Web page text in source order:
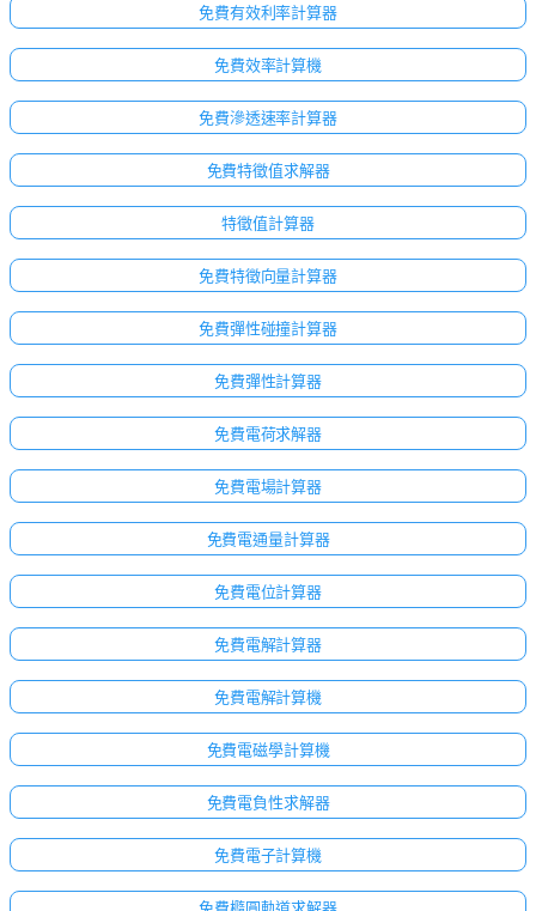
點擊
登
入！
免費有效利率計算器
免費效率計算機
免費滲透速率計算器
免費特徵值求解器
特徵值計算器
免費特徵向量計算器
免費彈性碰撞計算器
免費彈性計算器
免費電荷求解器
免費電場計算器
免費電通量計算器
免費電位計算器
免費電解計算器
免費電解計算機
免費電磁學計算機
免費電負性求解器
免費電子計算機